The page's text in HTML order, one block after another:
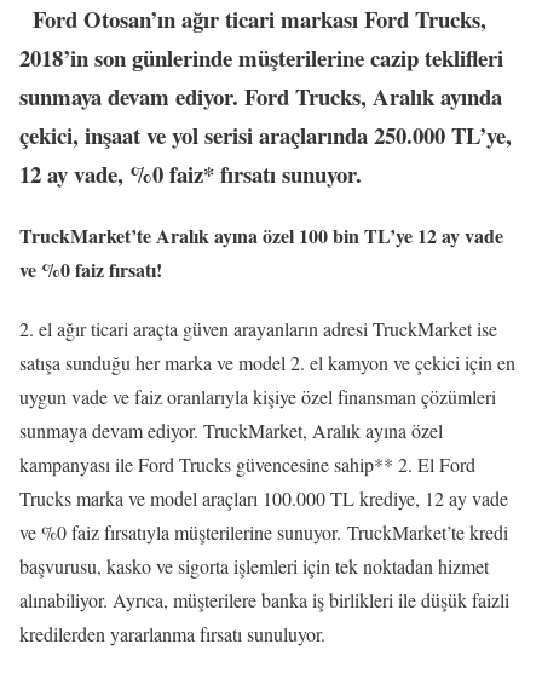
Ford Otosan’ın ağır ticari markası Ford Trucks,
2018’in son günlerinde müşterilerine cazip teklifleri
sunmaya devam ediyor. Ford Trucks, Aralık ayında
çekici, inşaat ve yol serisi araçlarında 250.000 TL’ye,
12 ay vade, %0 faiz* fırsatı sunuyor.
TruckMarket’te Aralık ayına özel 100 bin TL’ye 12 ay vade
ve %0 faiz fırsatı!
2. el ağır ticari araçta güven arayanların adresi TruckMarket ise
satışa sunduğu her marka ve model 2. el kamyon ve çekici için en
uygun vade ve faiz oranlarıyla kişiye özel finansman çözümleri
sunmaya devam ediyor. TruckMarket, Aralık ayına özel
kampanyası ile Ford Trucks güvencesine sahip** 2. El Ford
Trucks marka ve model araçları 100.000 TL krediye, 12 ay vade
ve %0 faiz fırsatıyla müşterilerine sunuyor. TruckMarket’te kredi
başvurusu, kasko ve sigorta işlemleri için tek noktadan hizmet
alınabiliyor. Ayrıca, müşterilere banka iş birlikleri ile düşük faizli
kredilerden yararlanma fırsatı sunuluyor.